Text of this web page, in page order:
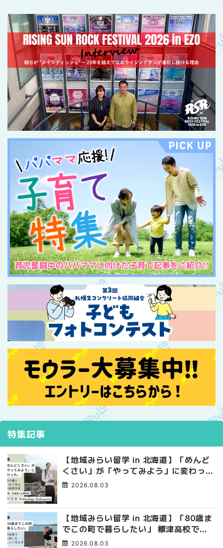
特集記事
【地域みらい留学 in 北海道】「めんど
くさい」が「やってみよう」に変わっ
た。 十勝の風に吹かれて走る、僕の泥
2026.08.03
【地域みらい留学 in 北海道】「80歳ま
でこの町で暮らしたい」 標津高校で踏
み出した、私らしい生き方
2026.08.03